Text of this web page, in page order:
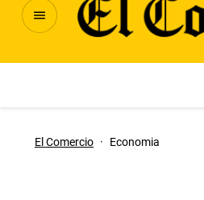
El Comercio · Economia